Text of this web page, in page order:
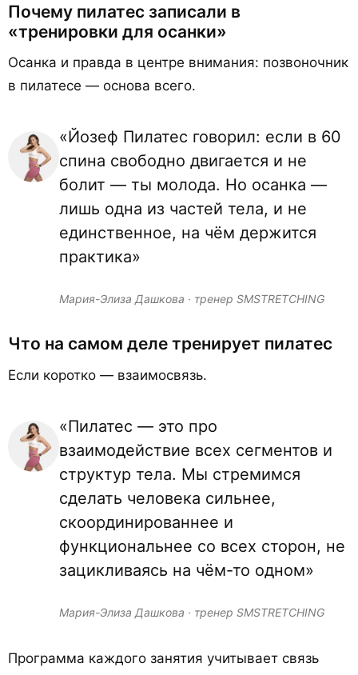
Почему пилатес записали в
«тренировки для осанки»
Осанка и правда в центре внимания: позвоночник
в пилатесе — основа всего.
«Йозеф Пилатес говорил: если в 60
спина свободно двигается и не
болит — ты молода. Но осанка —
лишь одна из частей тела, и не
единственное, на чём держится
практика»
Мария-Элиза Дашкова · тренер SMSTRETCHING
Что на самом деле тренирует пилатес
Если коротко — взаимосвязь.
«Пилатес — это про
взаимодействие всех сегментов и
структур тела. Мы стремимся
сделать человека сильнее,
скоординированнее и
функциональнее со всех сторон, не
зацикливаясь на чём-то одном»
Мария-Элиза Дашкова · тренер SMSTRETCHING
Программа каждого занятия учитывает связь